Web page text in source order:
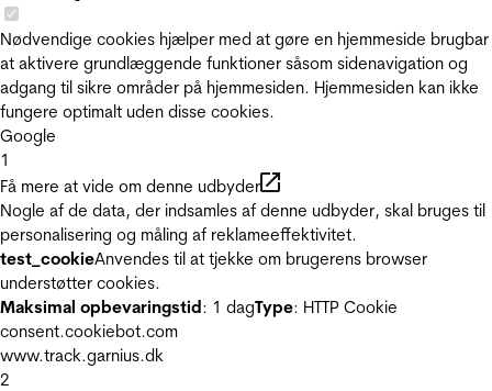
Nødvendige cookies hjælper med at gøre en hjemmeside
at aktivere grundlæggende funktioner såsom sidenavigation og
adgang til sikre områder på hjemmesiden. Hjemmesiden kan ikke
fungere optimalt uden disse cookies.
Google
1
Få mere at vide om denne udbyder
Nogle af de data, der indsamles af denne udbyder, skal bruges til
personalisering og måling af reklameeffektivitet.
test_cookieAnvendes til at tjekke om brugerens browser
understøtter cookies.
Maksimal opbevaringstid: 1 dagType: HTTP Cookie
consent.cookiebot.com
www.track.garnius.dk
2